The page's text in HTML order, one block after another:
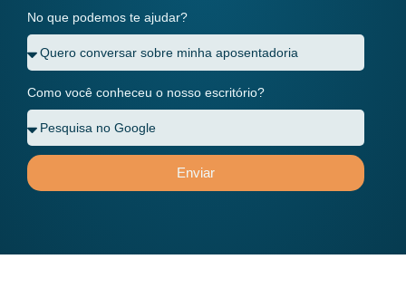
No que podemos te ajudar?
Como você conheceu o nosso escritório?
Enviar